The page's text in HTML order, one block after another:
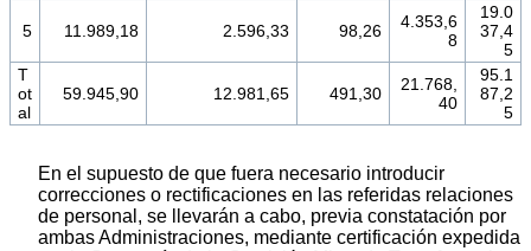
5 11.989,18 2.596,33 98,26
4.353,6
8
19.0
37,4
5
T
ot
al
59.945,90 12.981,65 491,30
21.768,
40
95.1
87,2
5
En el supuesto de que fuera necesario introducir
correcciones o rectificaciones en las referidas relaciones
de personal, se llevarán a cabo, previa constatación por
ambas Administraciones, mediante certificación expedida